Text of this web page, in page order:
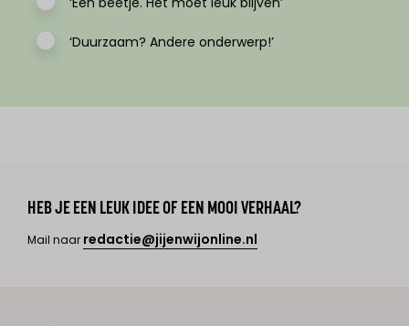
‘Duurzaam? Andere onderwerp!’
HEB JE EEN LEUK IDEE OF EEN MOOI VERHAAL?
Mail naar redactie@jijenwijonline.nl